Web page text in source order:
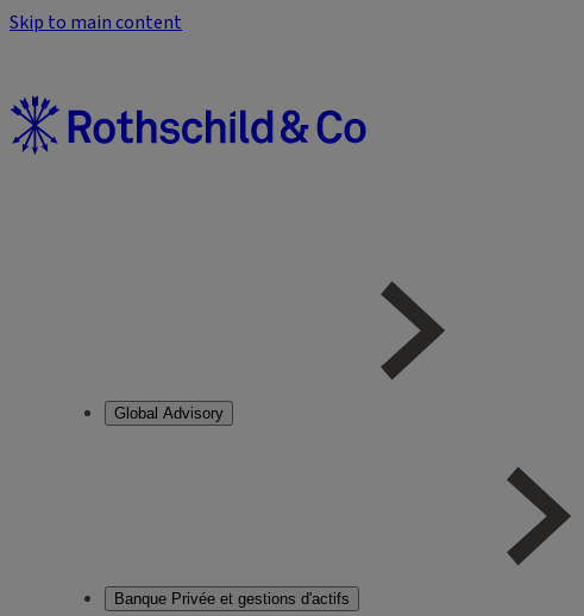
Skip to main content
Global Advisory
Banque Privée et gestions d'actifs